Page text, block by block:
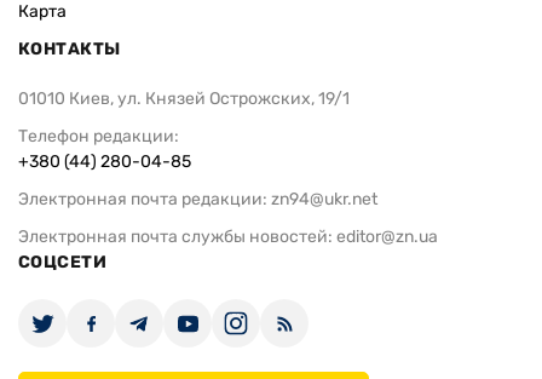
Карта
КОНТАКТЫ
01010 Киев, ул. Князей Острожских, 19/1
Телефон редакции:
+380 (44) 280-04-85
Электронная почта редакции: zn94@ukr.net
Электронная почта службы новостей: editor@zn.ua
СОЦСЕТИ